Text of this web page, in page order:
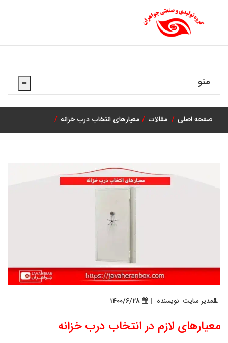
منو
صفحه اصلی مقالات معیارهای انتخاب درب خزانه
مدیر سایت نویسنده |
معیارهای لازم در انتخاب درب خزانه